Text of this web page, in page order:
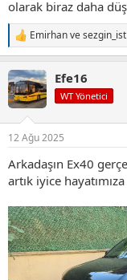
olarak biraz daha
T
e
k
i
l
:
Emirhanvesezgin_ist
Efe16
WT Yönetici
12 Ağu 2025
Arkadaşın Ex40
artık iyice